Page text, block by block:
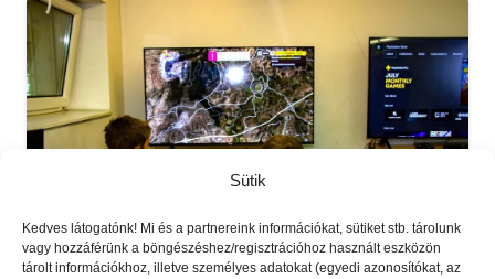
Sütik
Kedves látogatónk! Mi és a partnereink információkat, sütiket stb. tárolunk
vagy hozzáférünk a böngészéshez/regisztrációhoz használt eszközön
tárolt információkhoz, illetve személyes adatokat (egyedi azonosítókat, az